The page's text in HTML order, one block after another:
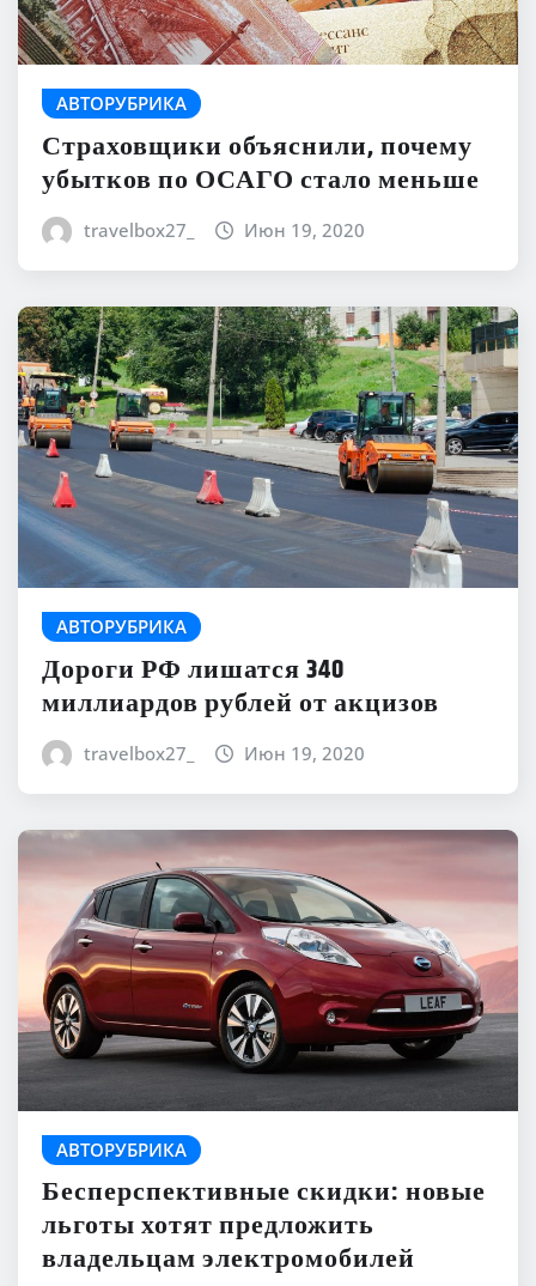
АВТОРУБРИКА
Страховщики объяснили, почему
убытков по ОСАГО стало меньше
travelbox27_ Июн 19, 2020
АВТОРУБРИКА
Дороги РФ лишатся 340
миллиардов рублей от акцизов
travelbox27_ Июн 19, 2020
АВТОРУБРИКА
Бесперспективные скидки: новые
льготы хотят предложить
владельцам электромобилей